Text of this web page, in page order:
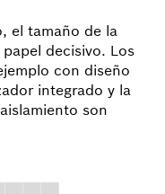
el tamaño de la
decisivo. Los
con diseño
integrado y la
son